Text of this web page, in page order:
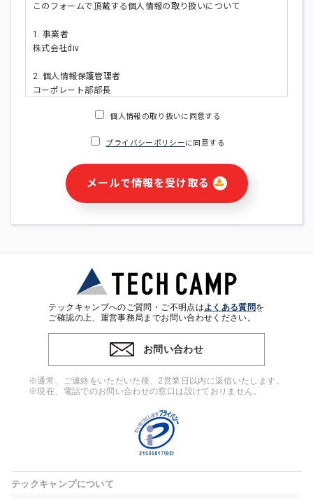
このフォームで頂戴する個人情報の取り扱いについて
1. 事業者
株式会社div
2. 個人情報保護管理者
コーポレート部部長
・ご請求された資料の送付のため
・本サービス及び本サービスに関連する情報(当社及び第三者の
サービス又は商品等の広告配信・宣伝を含みますが、それらに
・個人(法人の場合は担当者)を識別できない形式に加工した統
計情報の作成および利用
※上記の利用目的に基づいた本人への連絡及び配信について
4. 個人情報の第三者提供
ンをとるために、氏名等の一部の情報をサービス内で使用する
チャットツールで発信することにより、本サービスの他の利用
者等に提供することがあります。
当社は事業運営上、前項利用目的の範囲に限って個人情報を外
高い委託先を選定し、個人情報の適正管理・機密保持について
個人情報の取り扱いに同意する
プライバシーポリシーに同意する
メールで情報を受け取る
テックキャンプへのご質問・ご不明点はよくある質問を
ご確認の上、運営事務局までお問い合わせください。
お問い合わせ
※通常、ご連絡をいただいた後、2営業日以内に返信いたします。
※現在、電話でのお問い合わせの窓口は設けておりません。
テックキャンプについて